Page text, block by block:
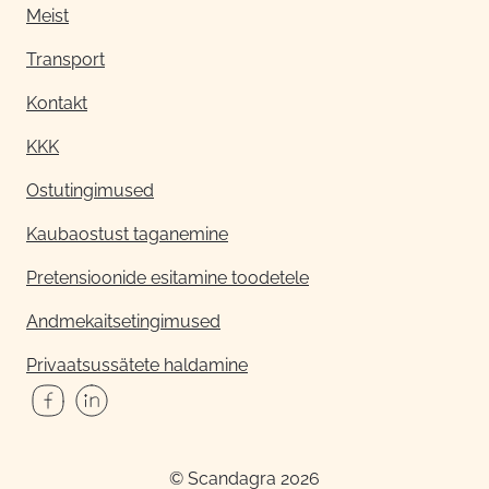
Meist
Transport
Kontakt
KKK
Ostutingimused
Kaubaostust taganemine
Pretensioonide esitamine toodetele
Andmekaitsetingimused
Privaatsussätete haldamine
© Scandagra 2026